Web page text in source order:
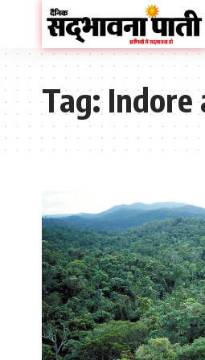
Tag:Indore